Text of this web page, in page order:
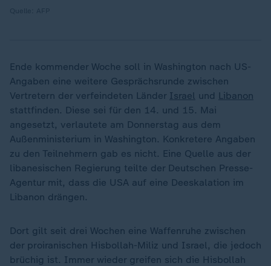
Ende kommender Woche soll in Washington nach US-
Angaben eine weitere Gesprächsrunde zwischen
Vertretern der verfeindeten Länder Israel und Libanon
stattfinden. Diese sei für den 14. und 15. Mai
angesetzt, verlautete am Donnerstag aus dem
Außenministerium in Washington. Konkretere Angaben
zu den Teilnehmern gab es nicht. Eine Quelle aus der
libanesischen Regierung teilte der Deutschen Presse-
Agentur mit, dass die USA auf eine Deeskalation im
Libanon drängen.
Dort gilt seit drei Wochen eine Waffenruhe zwischen
der proiranischen Hisbollah-Miliz und Israel, die jedoch
brüchig ist. Immer wieder greifen sich die Hisbollah